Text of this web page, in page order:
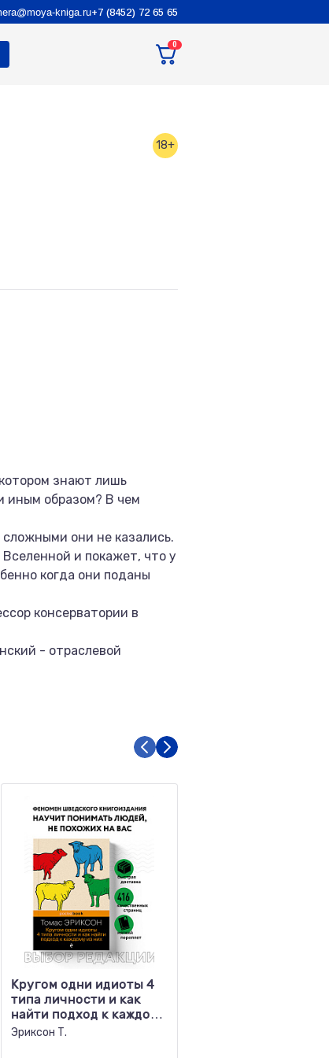
kniga.ru+7 (8452) 72 65 65
0
18+
знают лишь
иным образом? В чем
они не казались.
и покажет, что у
когда они поданы
консерватории в
- отраслевой
Кругом одни идиоты 4
типа личности и как
найти подход к каждому
из них
Эриксон Т.